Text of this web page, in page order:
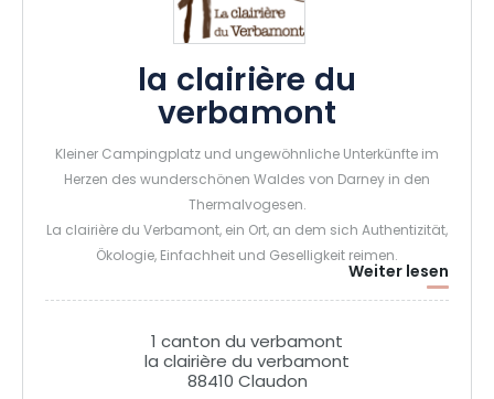
la clairière du
verbamont
Kleiner Campingplatz und ungewöhnliche Unterkünfte im
Herzen des wunderschönen Waldes von Darney in den
Thermalvogesen.
La clairière du Verbamont, ein Ort, an dem sich Authentizität,
Ökologie, Einfachheit und Geselligkeit reimen.
Weiter lesen
1 canton du verbamont
la clairière du verbamont
88410 Claudon